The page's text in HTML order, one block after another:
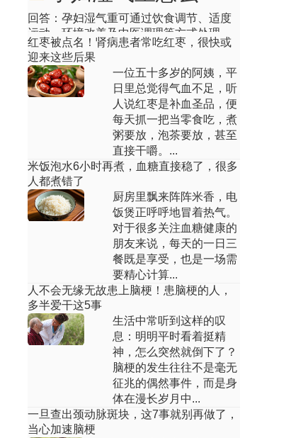
回答：孕妇湿气重可通过饮食调节、适度
运动、环境改善及中医调理等方式处理。
1、饮食调节适...
孕妇上火喉咙痛吃什么好得最快
回答：孕妇上火喉咙痛可适量吃梨、枇
杷、绿豆汤、苦瓜等食物，也可遵医嘱吃
板蓝根颗粒、双黄...
孕妇能吃紫苏叶吗
回答：孕妇一般可以适量吃紫苏叶，主要
影响因素有孕早期反应、胃肠功能、过敏
体质、食用剂量...
一到晚上孕妇脚心热怎么回事
回答：孕妇晚上脚心热可能由激素变化、
血液循环增加、阴虚火旺、妊娠期糖尿病
等原因引起，可...
孕妇可不可以补牙洞
回答：孕妇多数情况可以补牙，主要影响
因素有孕周阶段、牙齿症状、麻醉安全、
孕妇牙齿出血是怎么回事
红枣被点名！肾病患者常吃红枣，很快或
迎来这些后果
一位五十多岁的阿姨，平
日里总觉得气血不足，听
人说红枣是补血圣品，便
每天抓一把当零食吃，煮
粥要放，泡茶要放，甚至
直接干嚼。...
米饭泡水6小时再煮，血糖直接稳了，很多
人都煮错了
厨房里飘来阵阵米香，电
饭煲正呼呼地冒着热气。
对于很多关注血糖健康的
朋友来说，每天的一日三
餐既是享受，也是一场需
要精心计算...
人不会无缘无故患上脑梗！患脑梗的人，
多半爱干这5事
生活中常听到这样的叹
息：明明平时看着挺精
神，怎么突然就倒下了？
脑梗的发生往往不是毫无
征兆的偶然事件，而是身
体在漫长岁月中...
一旦查出颈动脉斑块，这7事就别再做了，
当心加速脑梗